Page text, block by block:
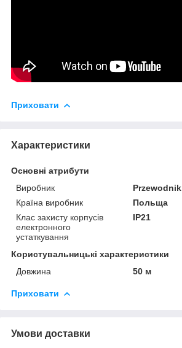
Приховати
Характеристики
Основні атрибути
Виробник
Przewodnik
Країна виробник
Польща
Клас захисту корпусів
електронного
устаткування
IP21
Користувальницькі характеристики
Довжина
50 м
Приховати
Умови доставки